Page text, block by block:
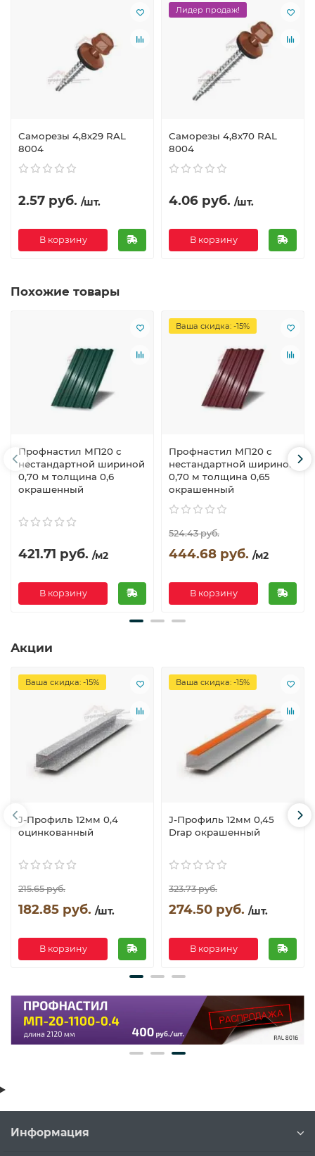
Саморезы 4,8х29 RAL
8004
2.57 руб. /шт.
В корзину
Лидер продаж!
Саморезы 4,8х70 RAL
8004
4.06 руб. /шт.
В корзину
Похожие товары
Профнастил МП20 с
нестандартной шириной
0,70 м толщина 0,6
окрашенный
421.71 руб. /м2
В корзину
Ваша скидка: -15%
Профнастил МП20 с
нестандартной шириной
0,70 м толщина 0,65
окрашенный
524.43 руб.
444.68 руб. /м2
В корзину
Акции
Ваша скидка: -15%
J-Профиль 12мм 0,4
оцинкованный
215.65 руб.
182.85 руб. /шт.
В корзину
Ваша скидка: -15%
J-Профиль 12мм 0,45
Drap окрашенный
323.73 руб.
274.50 руб. /шт.
В корзину
Информация